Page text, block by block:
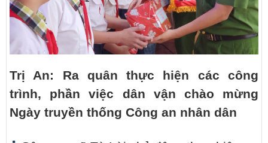
Trị An: Ra quân thực hiện các công
trình, phần việc dân vận chào mừng
Ngày truyền thống Công an nhân dân